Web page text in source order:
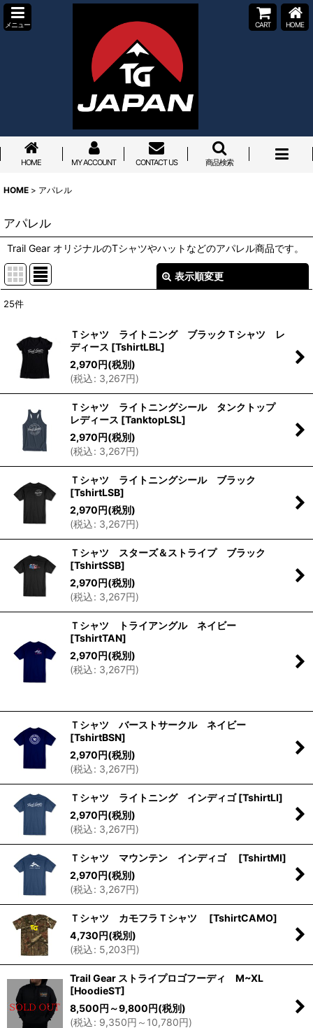
メニュー CART HOME
HOME MY ACCOUNT CONTACT US 商品検索
HOME > アパレル
アパレル
Trail Gear オリジナルのTシャツやハットなどのアパレル商品です。
表示順変更
並び順
絞り込む
25件
Ｔシャツ ライトニング ブラックＴシャツ レ
ディース [TshirtLBL]
2,970円(税別)
(税込: 3,267円)
Ｔシャツ ライトニングシール タンクトップ
レディース [TanktopLSL]
2,970円(税別)
(税込: 3,267円)
Ｔシャツ ライトニングシール ブラック
[TshirtLSB]
2,970円(税別)
(税込: 3,267円)
Ｔシャツ スターズ＆ストライプ ブラック
[TshirtSSB]
2,970円(税別)
(税込: 3,267円)
Ｔシャツ トライアングル ネイビー
[TshirtTAN]
2,970円(税別)
(税込: 3,267円)
Ｔシャツ バーストサークル ネイビー
[TshirtBSN]
2,970円(税別)
(税込: 3,267円)
Ｔシャツ ライトニング インディゴ [TshirtLI]
2,970円(税別)
(税込: 3,267円)
Ｔシャツ マウンテン インディゴ [TshirtMI]
2,970円(税別)
(税込: 3,267円)
Ｔシャツ カモフラＴシャツ [TshirtCAMO]
4,730円(税別)
(税込: 5,203円)
Trail Gear ストライプロゴフーディ M~XL
[HoodieST]
8,500円 ～9,800円(税別)
(税込: 9,350円 ～10,780円)